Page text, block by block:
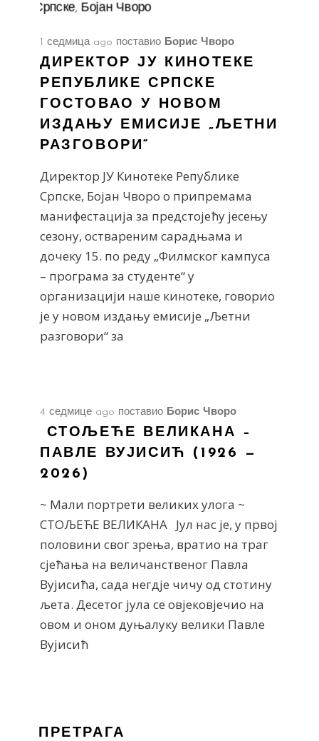
1 седмица ago поставио Борис Чворо
ДИРЕКТОР ЈУ КИНОТЕКЕ
РЕПУБЛИКЕ СРПСКЕ
ГОСТОВАО У НОВОМ
ИЗДАЊУ ЕМИСИЈЕ „ЉЕТНИ
РАЗГОВОРИ“
Директор ЈУ Кинотеке Републике
Српске, Бојан Чворо о припремама
манифестација за предстојећу јесењу
сезону, оствареним сарадњама и
дочеку 15. по реду „Филмског кампуса
– програма за студенте“ у
организацији наше кинотеке, говорио
је у новом издању емисије „Љетни
разговори“ за
4 седмице ago поставио Борис Чворо
СТОЉЕЋЕ ВЕЛИКАНА –
ПАВЛЕ ВУЈИСИЋ (1926 —
2026)
~ Мали портрети великих улога ~
СТОЉЕЋЕ ВЕЛИКАНА Јул нас је, у првој
половини свог зрења, вратио на траг
сјећања на величанственог Павла
Вујисића, сада негдје чичу од стотину
љета. Десетог јула се овјековјечио на
овом и оном дуњалуку велики Павле
Вујисић
ПРЕТРАГА